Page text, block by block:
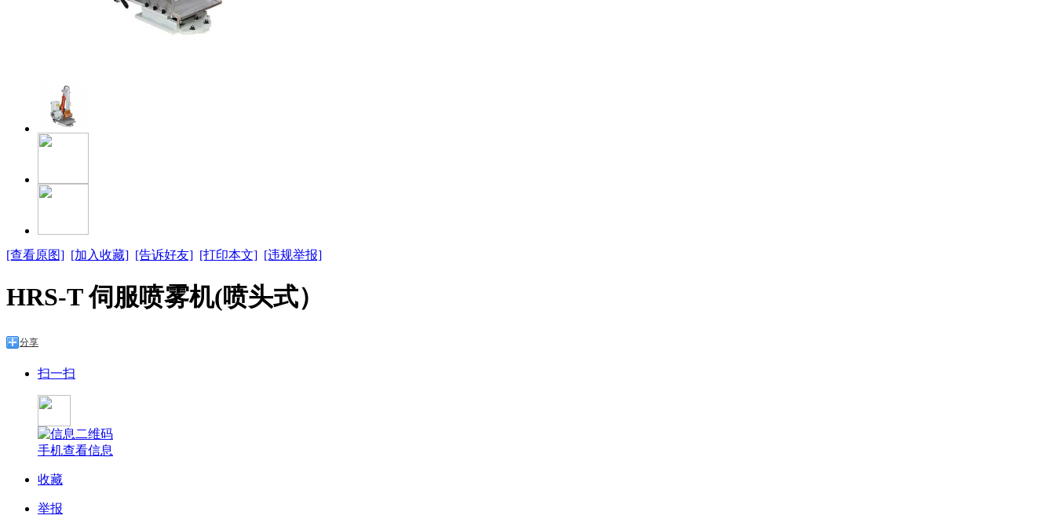
[查看原图] [加入收藏] [告诉好友] [打印本文] [违规举报]
HRS-T 伺服喷雾机(喷头式）
分享
扫一扫
手机查看信息
收藏
举报